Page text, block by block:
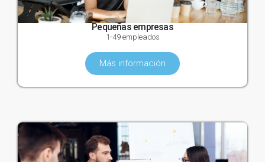
Pequeñas empresas
1-49 empleados
Más información